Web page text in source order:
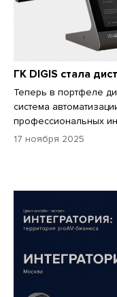
ГК DIGIS стала
Теперь в портфеле
система
профессиональных
17 ноября 2025